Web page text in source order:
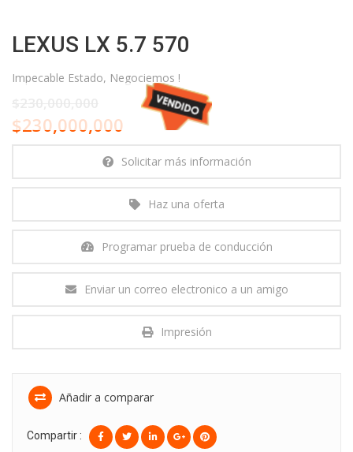
LEXUS LX 5.7 570
Impecable Estado, Negociemos !
$230,000,000
Solicitar más información
Haz una oferta
Programar prueba de conducción
Enviar un correo electronico a un amigo
Impresión
Añadir a comparar
Compartir :